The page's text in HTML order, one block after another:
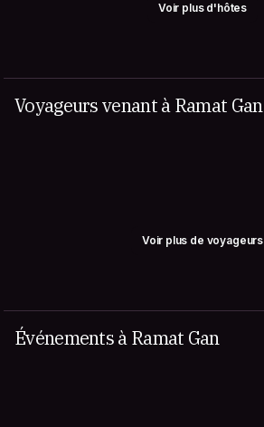
Voir plus d'hôtes
Voyageurs venant à Ramat Gan
Voir plus de voyageurs
Événements à Ramat Gan